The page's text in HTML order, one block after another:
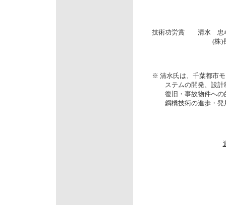
技術功労賞 清水 忠
(株)長大 海外
※ 清水氏は、千葉都市
ステムの開発、設計
復旧・事故物件への
鋼橋技術の進歩・発